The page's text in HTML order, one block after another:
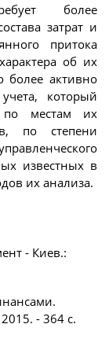
более
затрат и
притока
об их
более активно
который
по местам их
по степени
известных в
их анализа.
- Киев.:
- 364 с.